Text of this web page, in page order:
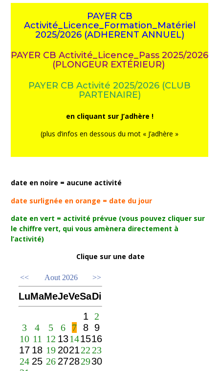
PAYER CB
Activité_Licence_Formation_Matériel
2025/2026 (ADHERENT ANNUEL)
PAYER CB Activité_Licence_Pass 2025/2026
(PLONGEUR EXTÉRIEUR)
PAYER CB Activité 2025/2026 (CLUB
PARTENAIRE)
en cliquant sur J’adhère !
(plus d’infos en dessous du mot « J’adhère »
date en noire = aucune activité
date surlignée en orange = date du jour
date en vert = activité prévue (vous pouvez cliquer sur
le chiffre vert, qui vous amènera directement à
l’activité)
Clique sur une date